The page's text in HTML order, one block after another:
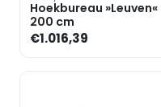
Hoekbureau »Leuven«
200 cm
€1.016,39